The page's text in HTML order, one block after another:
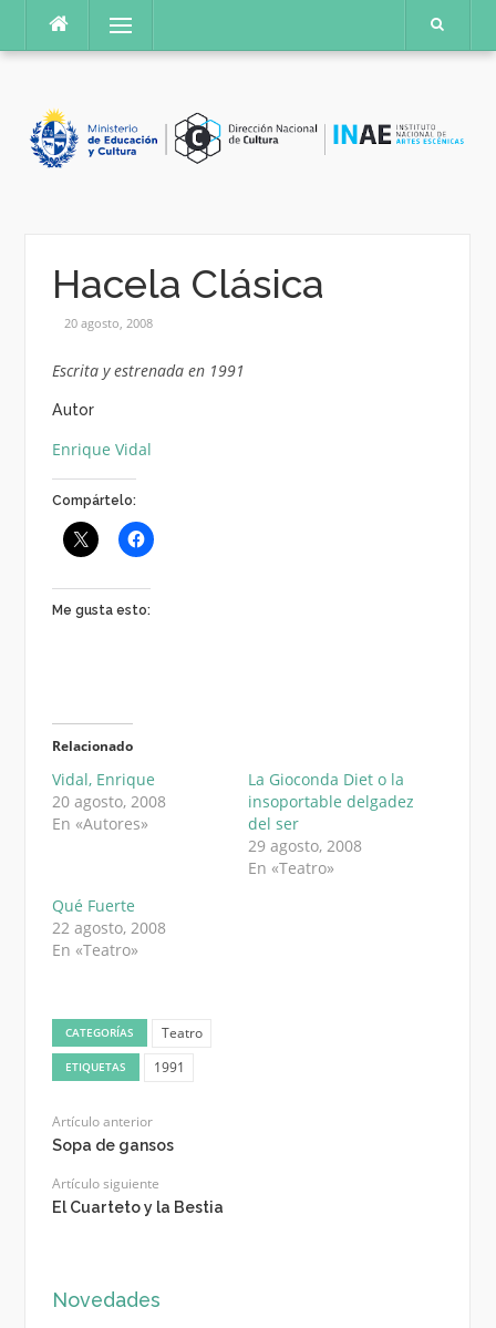
contenido
Menú
Hacela Clásica
20 agosto, 2008
Escrita y estrenada en 1991
Autor
Enrique Vidal
Compártelo:
Me gusta esto:
Relacionado
Vidal, Enrique
20 agosto, 2008
En «Autores»
La Gioconda Diet o la
insoportable delgadez
del ser
29 agosto, 2008
En «Teatro»
Qué Fuerte
22 agosto, 2008
En «Teatro»
CATEGORÍAS Teatro
ETIQUETAS 1991
Artículo anterior
Sopa de gansos
Artículo siguiente
El Cuarteto y la Bestia
Novedades